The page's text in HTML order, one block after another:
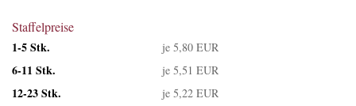
Staffelpreise
1-5 Stk.
je 5,80 EUR
6-11 Stk. je 5,51 EUR
12-23 Stk. je 5,22 EUR